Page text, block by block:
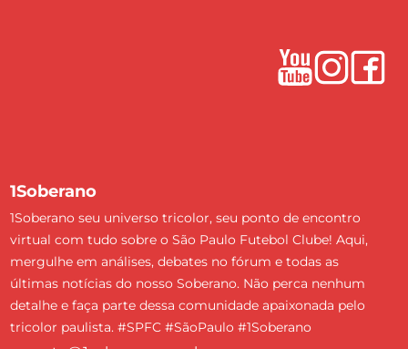
1Soberano
1Soberano seu universo tricolor, seu ponto de encontro
virtual com tudo sobre o São Paulo Futebol Clube! Aqui,
mergulhe em análises, debates no fórum e todas as
últimas notícias do nosso Soberano. Não perca nenhum
detalhe e faça parte dessa comunidade apaixonada pelo
tricolor paulista. #SPFC #SãoPaulo #1Soberano